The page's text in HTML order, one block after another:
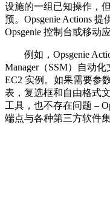
设施的一组已知操作，
预。Opsgenie Actions
Opsgenie 控制台或移动
例如，Opsgenie
Manager（SSM）自动
EC2 实例。如果需要参
表，复选框和自由格式
工具，也不存在问题 –
端点与各种第三方软件集